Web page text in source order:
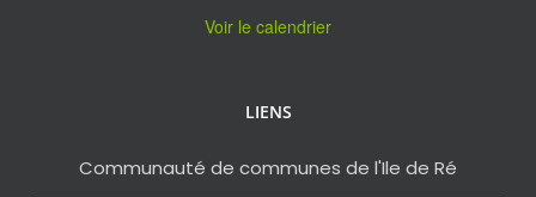
Voir le calendrier
LIENS
Communauté de communes de l'Ile de Ré